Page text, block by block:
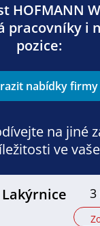
HOFMANN
pracovníky i
pozice:
nabídky firmy
na jiné
ve
3